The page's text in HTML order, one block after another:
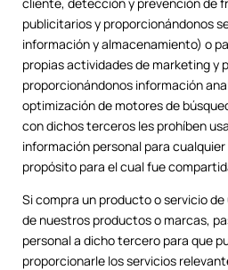
publicitarios y proporcionándonos
información y almacenamiento) o
propias actividades de marketing y
proporcionándonos información
optimización de motores de
con dichos terceros les prohíben
información personal para
propósito para el cual fue
Si compra un producto o servicio
de nuestros productos o marcas,
personal a dicho tercero para que
proporcionarle los servicios